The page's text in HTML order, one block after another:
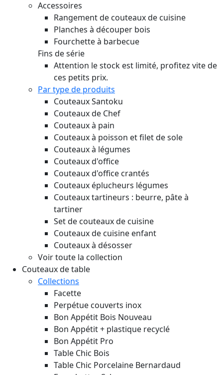
Accessoires
Rangement de couteaux de cuisine
Planches à découper bois
Fourchette à barbecue
Fins de série
Attention le stock est limité, profitez vite de
ces petits prix.
Par type de produits
Couteaux Santoku
Couteaux de Chef
Couteaux à pain
Couteaux à poisson et filet de sole
Couteaux à légumes
Couteaux d'office
Couteaux d'office crantés
Couteaux éplucheurs légumes
Couteaux tartineurs : beurre, pâte à
tartiner
Set de couteaux de cuisine
Couteaux de cuisine enfant
Couteaux à désosser
Voir toute la collection
Couteaux de table
Collections
Facette
Perpétue couverts inox
Bon Appétit Bois Nouveau
Bon Appétit + plastique recyclé
Bon Appétit Pro
Table Chic Bois
Table Chic Porcelaine Bernardaud